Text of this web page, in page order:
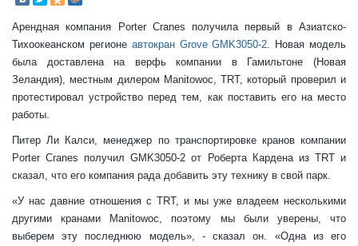
Арендная компания Porter Cranes получила первый в Азиатско-
Тихоокеанском регионе автокран Grove GMK3050-2. Новая модель
была доставлена ​​на верфь компании в Гамильтоне (Новая
Зеландия), местным дилером Manitowoc, TRT, который проверил и
протестировал устройство перед тем, как поставить его на место
работы.
Питер Ли Калси, менеджер по транспортировке кранов компании
Porter Cranes получил GMK3050-2 от Роберта Кардена из TRT и
сказал, что его компания рада добавить эту технику в свой парк.
«У нас давние отношения с TRT, и мы уже владеем несколькими
другими кранами Manitowoc, поэтому мы были уверены, что
выберем эту последнюю модель», - сказал он. «Одна из его